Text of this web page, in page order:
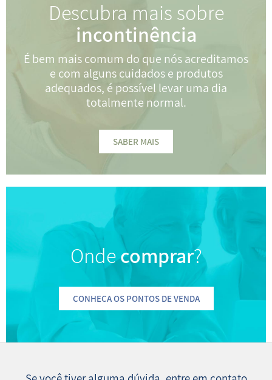
Descubra mais sobre
incontinência
É bem mais comum do que nós acreditamos
e com alguns cuidados e produtos
adequados, é possível levar uma dia
totalmente normal.
SABER MAIS
Ondecomprar?
CONHEÇA OS PONTOS DE VENDA